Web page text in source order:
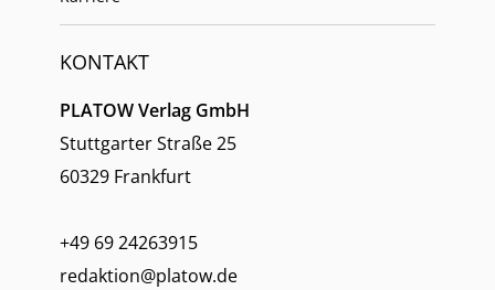
KONTAKT
PLATOW Verlag GmbH
Stuttgarter Straße 25
60329 Frankfurt
+49 69 24263915
redaktion@platow.de